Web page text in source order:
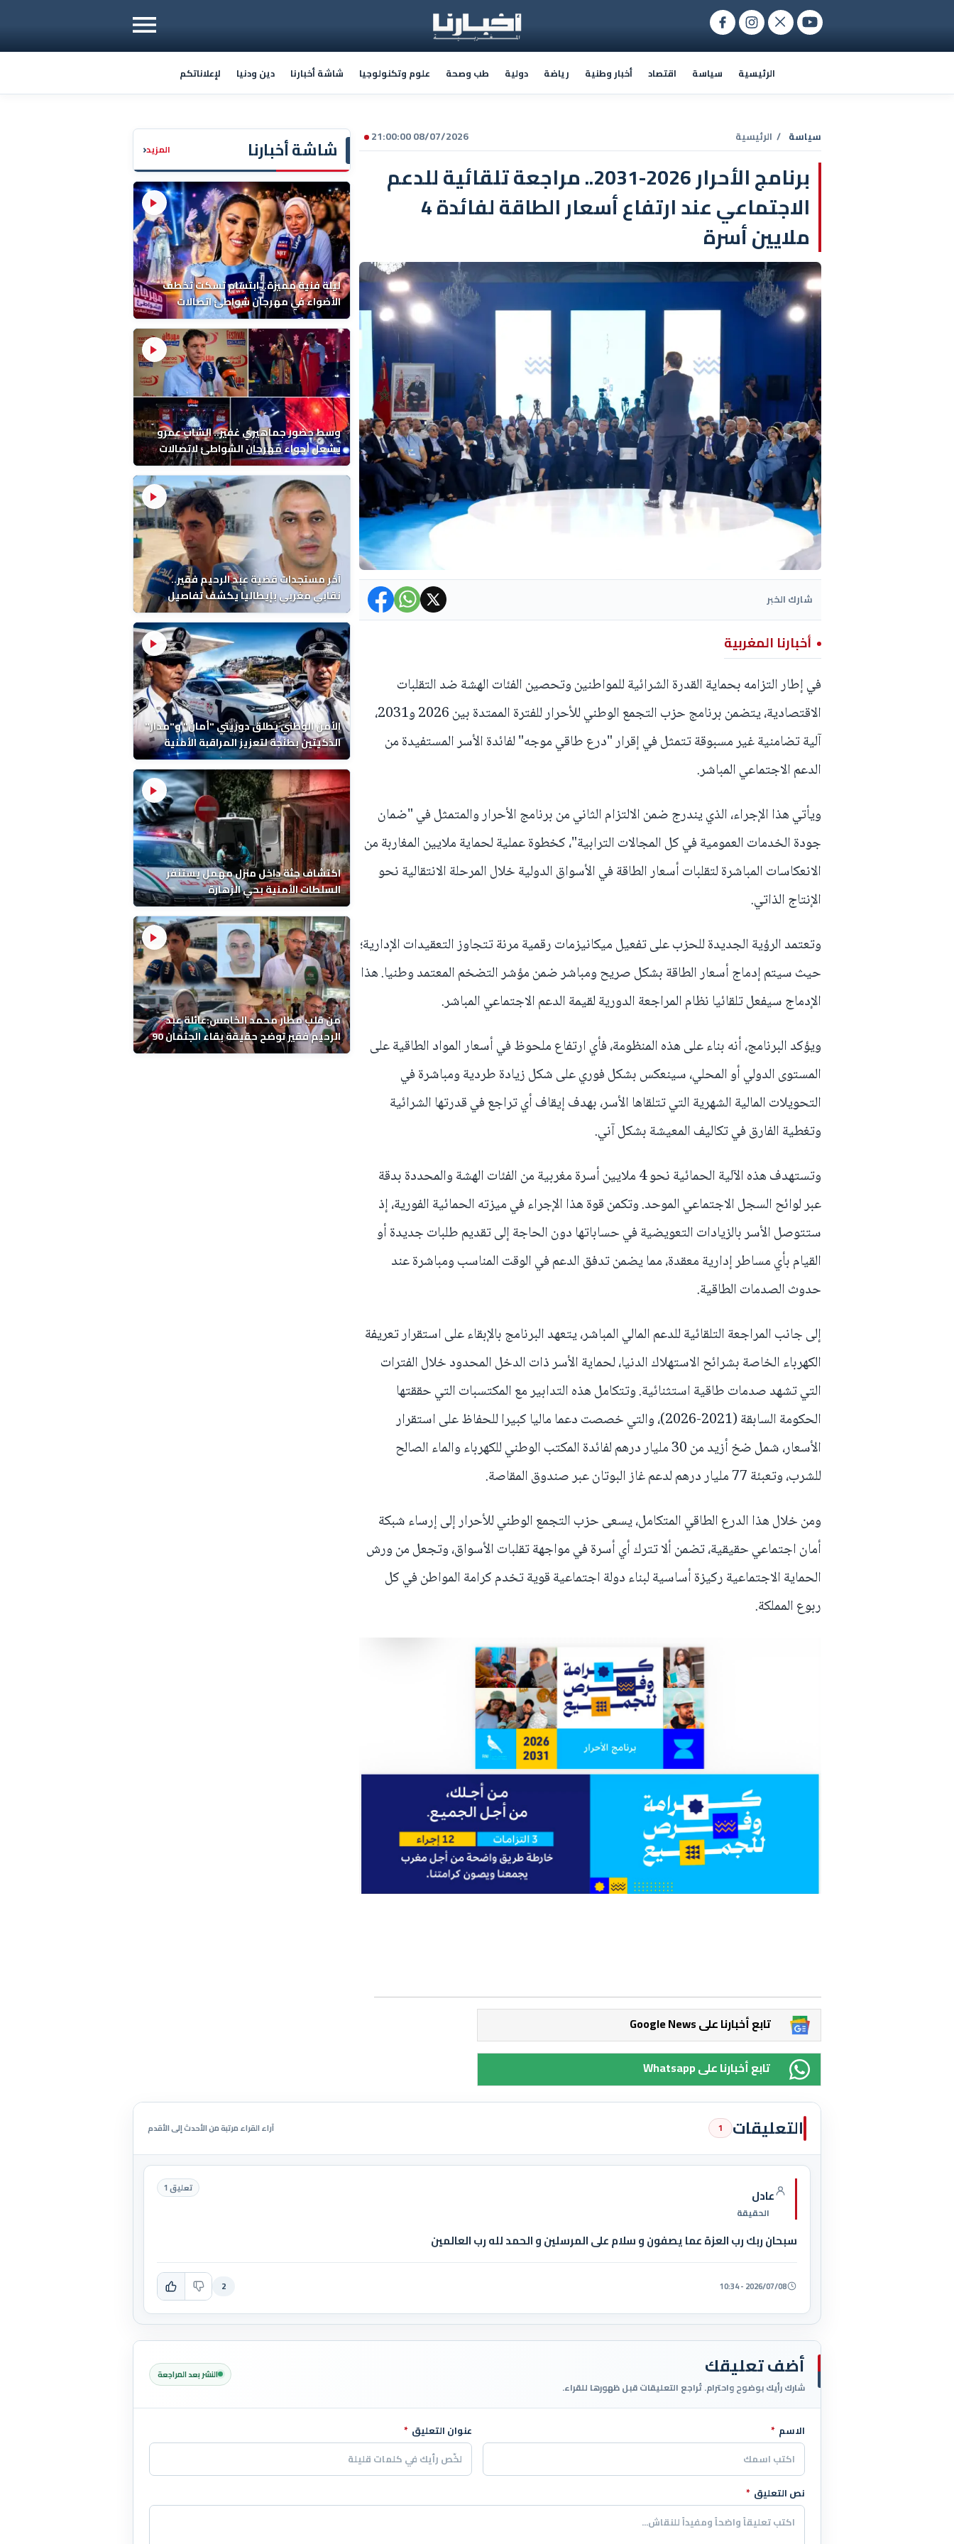
الرئيسية سياسة اقتصاد أخبار وطنية رياضة دولية طب وصحة علوم وتكنولوجيا شاشة أخبارنا دين ودنيا لإعلاناتكم
شاشة أخبارنا المزيد‹
ليلة فنية مميزة.. ابتسام تسكت تخطف
الأضواء في مهرجان شواطئ اتصالات
المغرب بالمضيق
وسط حضور جماهيري غفير.. الشاب عمرو
يشعل أجواء مهرجان الشواطئ لاتصالات
المغرب بطنجة
آخر مستجدات قضية عبد الرحيم فقير..
نقابي مغربي بإيطاليا يكشف تفاصيل
الوفاة ونتائج التشريح
الأمن الوطني يطلق دوريتي "أمان" و"مدار"
الذكيتين بطنجة لتعزيز المراقبة الأمنية
اكتشاف جثة داخل منزل مهمل يستنفر
السلطات الأمنية بحي الزهارة
من قلب مطار محمد الخامس:عائلة عبد
الرحيم فقير توضح حقيقة بقاء الجثمان 90
يوماً قبل إعادته إلى المغرب
08/07/2026 21:00:00 سياسة / الرئيسية
برنامج الأحرار 2026-2031.. مراجعة تلقائية للدعم
الاجتماعي عند ارتفاع أسعار الطاقة لفائدة 4
ملايين أسرة
شارك الخبر
أخبارنا المغربية
في إطار التزامه بحماية القدرة الشرائية للمواطنين وتحصين الفئات الهشة ضد التقلبات
الاقتصادية، يتضمن برنامج حزب التجمع الوطني للأحرار للفترة الممتدة بين 2026 و2031،
آلية تضامنية غير مسبوقة تتمثل في إقرار "درع طاقي موجه" لفائدة الأسر المستفيدة من
الدعم الاجتماعي المباشر.
ويأتي هذا الإجراء، الذي يندرج ضمن الالتزام الثاني من برنامج الأحرار والمتمثل في "ضمان
جودة الخدمات العمومية في كل المجالات الترابية"، كخطوة عملية لحماية ملايين المغاربة من
الانعكاسات المباشرة لتقلبات أسعار الطاقة في الأسواق الدولية خلال المرحلة الانتقالية نحو
الإنتاج الذاتي.
وتعتمد الرؤية الجديدة للحزب على تفعيل ميكانيزمات رقمية مرنة تتجاوز التعقيدات الإدارية؛
حيث سيتم إدماج أسعار الطاقة بشكل صريح ومباشر ضمن مؤشر التضخم المعتمد وطنيا. هذا
الإدماج سيفعل تلقائيا نظام المراجعة الدورية لقيمة الدعم الاجتماعي المباشر.
ويؤكد البرنامج، أنه بناء على هذه المنظومة، فأي ارتفاع ملحوظ في أسعار المواد الطاقية على
المستوى الدولي أو المحلي، سينعكس بشكل فوري على شكل زيادة طردية ومباشرة في
التحويلات المالية الشهرية التي تتلقاها الأسر، بهدف إيقاف أي تراجع في قدرتها الشرائية
وتغطية الفارق في تكاليف المعيشة بشكل آني.
وتستهدف هذه الآلية الحمائية نحو 4 ملايين أسرة مغربية من الفئات الهشة والمحددة بدقة
عبر لوائح السجل الاجتماعي الموحد. وتكمن قوة هذا الإجراء في ميزته الحمائية الفورية، إذ
ستتوصل الأسر بالزيادات التعويضية في حساباتها دون الحاجة إلى تقديم طلبات جديدة أو
القيام بأي مساطر إدارية معقدة، مما يضمن تدفق الدعم في الوقت المناسب ومباشرة عند
حدوث الصدمات الطاقية.
إلى جانب المراجعة التلقائية للدعم المالي المباشر، يتعهد البرنامج بالإبقاء على استقرار تعريفة
الكهرباء الخاصة بشرائح الاستهلاك الدنيا، لحماية الأسر ذات الدخل المحدود خلال الفترات
التي تشهد صدمات طاقية استثنائية. وتتكامل هذه التدابير مع المكتسبات التي حققتها
الحكومة السابقة (2021-2026)، والتي خصصت دعما ماليا كبيرا للحفاظ على استقرار
الأسعار، شمل ضخ أزيد من 30 مليار درهم لفائدة المكتب الوطني للكهرباء والماء الصالح
للشرب، وتعبئة 77 مليار درهم لدعم غاز البوتان عبر صندوق المقاصة.
ومن خلال هذا الدرع الطاقي المتكامل، يسعى حزب التجمع الوطني للأحرار إلى إرساء شبكة
أمان اجتماعي حقيقية، تضمن ألا تترك أي أسرة في مواجهة تقلبات الأسواق، وتجعل من ورش
الحماية الاجتماعية ركيزة أساسية لبناء دولة اجتماعية قوية تخدم كرامة المواطن في كل
ربوع المملكة.
Google News تابع أخبارنا على
Whatsapp تابع أخبارنا على
التعليقات 1 آراء القراء مرتبة من الأحدث إلى الأقدم
عادل
الحقيقة
تعليق 1
سبحان ربك رب العزة عما يصفون و سلام على المرسلين و الحمد لله رب العالمين
2026/07/08 - 10:34
2
أضف تعليقك
شارك رأيك بوضوح واحترام. تُراجع التعليقات قبل ظهورها للقراء.
النشر بعد المراجعة
اترك هذا الحقل فارغاً
الاسم * عنوان التعليق *
نص التعليق *